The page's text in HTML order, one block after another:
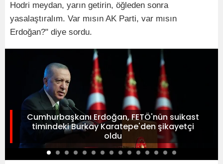
Hodri meydan, yarın getirin, öğleden sonra
yasalaştıralım. Var mısın AK Parti, var mısın
Erdoğan?" diye sordu.
Cumhurbaşkanı Erdoğan, FETÖ'nün suikast
timindeki Burkay Karatepe'den şikayetçi
oldu